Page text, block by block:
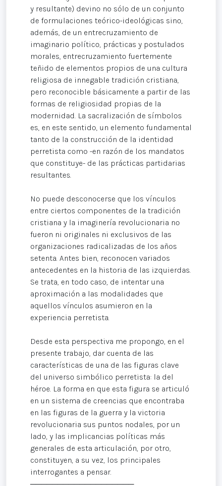
y resultante) devino no sólo de un conjunto
de formulaciones teórico-ideológicas sino,
además, de un entrecruzamiento de
imaginario político, prácticas y postulados
morales, entrecruzamiento fuertemente
teñido de elementos propios de una cultura
religiosa de innegable tradición cristiana,
pero reconocible básicamente a partir de las
formas de religiosidad propias de la
modernidad. La sacralización de símbolos
es, en este sentido, un elemento fundamental
tanto de la construcción de la identidad
perretista como -en razón de los mandatos
que constituye- de las prácticas partidarias
resultantes.
No puede desconocerse que los vínculos
entre ciertos componentes de la tradición
cristiana y la imaginería revolucionaria no
fueron ni originales ni exclusivos de las
organizaciones radicalizadas de los años
setenta. Antes bien, reconocen variados
antecedentes en la historia de las izquierdas.
Se trata, en todo caso, de intentar una
aproximación a las modalidades que
aquellos vínculos asumieron en la
experiencia perretista.
Desde esta perspectiva me propongo, en el
presente trabajo, dar cuenta de las
características de una de las figuras clave
del universo simbólico perretista: la del
héroe. La forma en que esta figura se articuló
en un sistema de creencias que encontraba
en las figuras de la guerra y la victoria
revolucionaria sus puntos nodales, por un
lado, y las implicancias políticas más
generales de esta articulación, por otro,
constituyen, a su vez, los principales
interrogantes a pensar.
───────────────────